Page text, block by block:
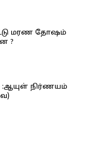
மரண தோஷம்
?
நிர்ணயம்